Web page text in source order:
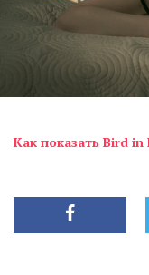
Как показать Bird